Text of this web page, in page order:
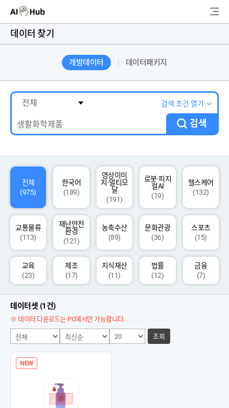
AI-Hub
AI 데이터찾기
AI 허브소개
AI 개발지원
고객지원
색
데이터 찾기
개방데이터 데이터패키지
검색 조건 열기
검색
전체
(975)
한국어
(189)
영상이미
지·멀티모
달
(191)
로봇·피지
컬AI
(19)
헬스케어
(132)
교통물류
(113)
재난안전
환경
(121)
농축수산
(89)
문화관광
(36)
스포츠
(15)
교육
(23)
제조
(17)
지식재산
(11)
법률
(12)
금융
(7)
데이터셋 (1건)
※ 데이터 다운로드는 PC에서만 가능합니다.
조회
NEW